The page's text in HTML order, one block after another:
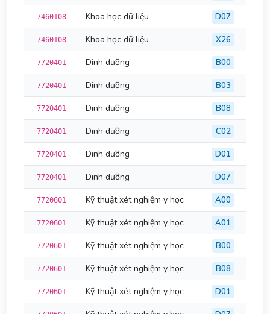
7460108 Khoa học dữ liệu D07
7460108 Khoa học dữ liệu X26
7720401 Dinh dưỡng B00
7720401 Dinh dưỡng B03
7720401 Dinh dưỡng B08
7720401 Dinh dưỡng C02
7720401 Dinh dưỡng D01
7720401 Dinh dưỡng D07
7720601 Kỹ thuật xét nghiệm y học A00
7720601 Kỹ thuật xét nghiệm y học A01
7720601 Kỹ thuật xét nghiệm y học B00
7720601 Kỹ thuật xét nghiệm y học B08
7720601 Kỹ thuật xét nghiệm y học D01